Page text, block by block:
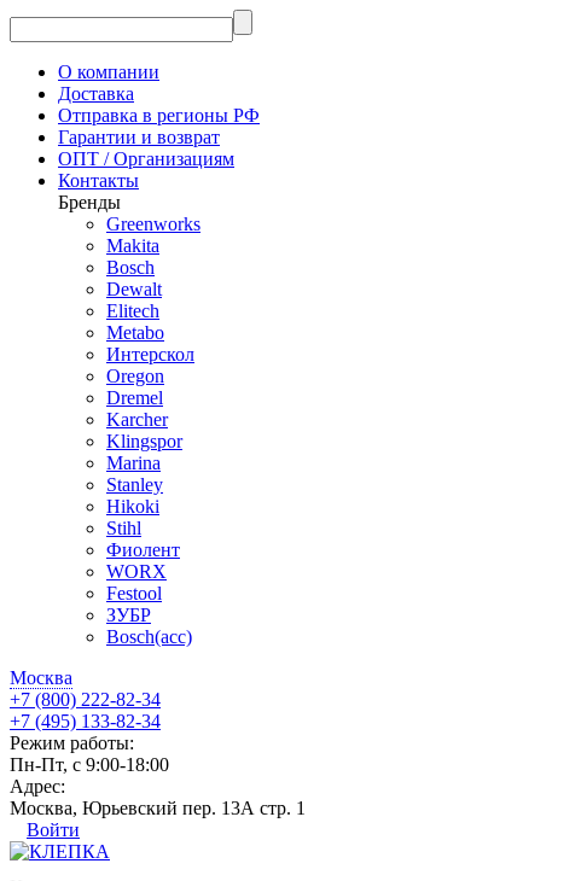
О компании
Доставка
Отправка в регионы РФ
Гарантии и возврат
ОПТ / Организациям
Контакты
Бренды
Greenworks
Makita
Bosch
Dewalt
Elitech
Metabo
Интерскол
Oregon
Dremel
Karcher
Klingspor
Marina
Stanley
Hikoki
Stihl
Фиолент
WORX
Festool
ЗУБР
Bosch(acc)
Москва
+7 (800) 222-82-34
+7 (495) 133-82-34
Режим работы:
Пн-Пт, с 9:00-18:00
Адрес:
Москва, Юрьевский пер. 13А стр. 1
Войти